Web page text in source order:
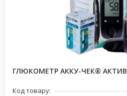
ГЛЮКОМЕТР АККУ-ЧЕК®
Код товару: